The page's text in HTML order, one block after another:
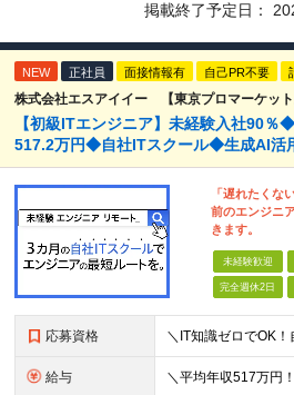
掲載終了予定日：
NEW 正社員 面接情報有 自己PR不要
株式会社エスアイイー 【東京プロマーケット
【初級ITエンジニア】未経験入社90
517.2万円◆自社ITスクール◆生成AI活
「遅れたくな
前のエンジニ
きます。
未経験歓迎
完全週休2日
応募資格
給与